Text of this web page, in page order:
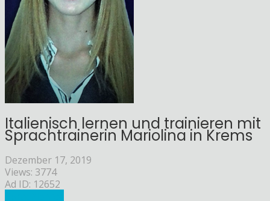
Italienisch lernen und trainieren mit
Sprachtrainerin Mariolina in Krems
Dezember 17, 2019
Views: 3774
Ad ID: 12652